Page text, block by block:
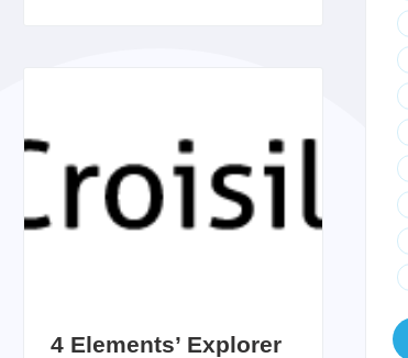
4 Elements’ Explorer